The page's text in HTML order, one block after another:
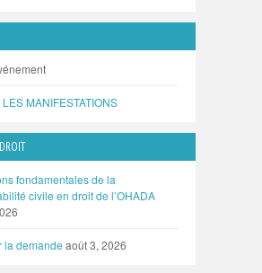
MANIFESTATIONS
fondamentales de la
civile en droit de l’OHADA
la demande août 3, 2026